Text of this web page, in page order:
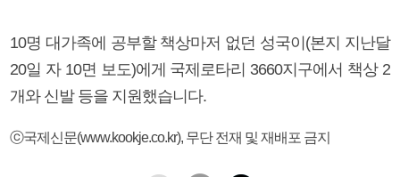
10명 대가족에 공부할 책상마저 없던 성국이(본지 지난달
20일 자 10면 보도)에게 국제로타리 3660지구에서 책상 2
개와 신발 등을 지원했습니다.
ⓒ국제신문(www.kookje.co.kr), 무단 전재 및 재배포 금지